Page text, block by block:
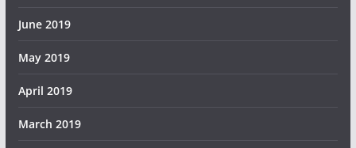
June 2019
May 2019
April 2019
March 2019